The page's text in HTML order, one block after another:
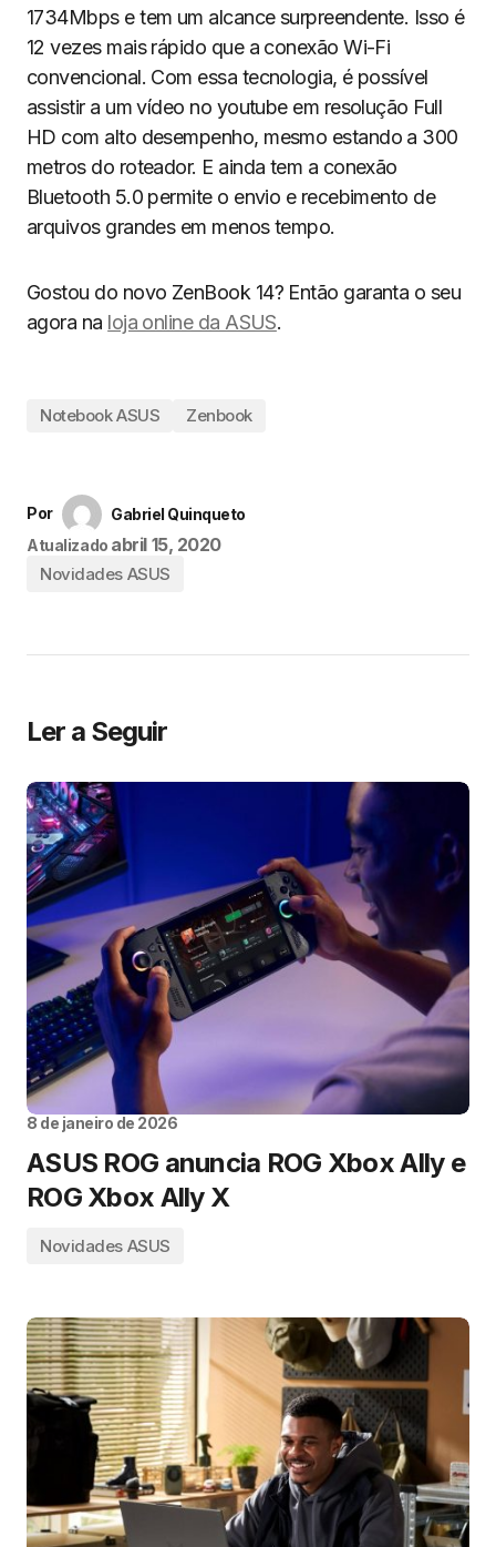
1734Mbps e tem um alcance surpreendente. Isso é
12 vezes mais rápido que a conexão Wi-Fi
convencional. Com essa tecnologia, é possível
assistir a um vídeo no youtube em resolução Full
HD com alto desempenho, mesmo estando a 300
metros do roteador. E ainda tem a conexão
Bluetooth 5.0 permite o envio e recebimento de
arquivos grandes em menos tempo.
Gostou do novo ZenBook 14? Então garanta o seu
agora na loja online da ASUS.
Notebook ASUS Zenbook
Por
Gabriel Quinqueto
Atualizado abril 15, 2020
Novidades ASUS
Ler a Seguir
8 de janeiro de 2026
ASUS ROG anuncia ROG Xbox Ally e
ROG Xbox Ally X
Novidades ASUS